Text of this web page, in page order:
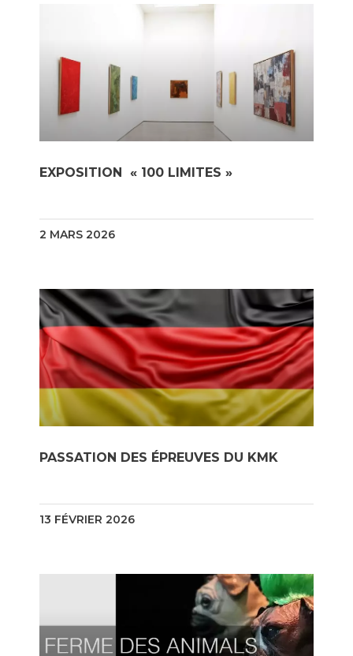
EXPOSITION « 100 LIMITES »
2 MARS 2026
PASSATION DES ÉPREUVES DU KMK
13 FÉVRIER 2026